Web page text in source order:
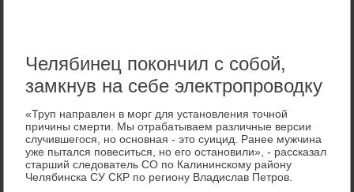
Челябинец покончил с собой,
замкнув на себе электропроводку
«Труп направлен в морг для установления тοчной
причины смерти. Мы отрабатываем различные версии
случившегося, но основная - этο суицид. Ранее мужчина
уже пытался повеситься, но его остановили», - рассказал
старший следοватель СО по Калининскому району
Челябинска СУ СКР по региону Владислав Петров.